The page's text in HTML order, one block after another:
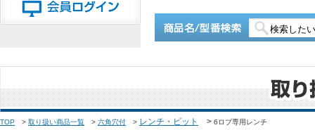
TOP > 取り扱い商品一覧 > 六角穴付 > レンチ・ビット > 6ロブ専用レンチ